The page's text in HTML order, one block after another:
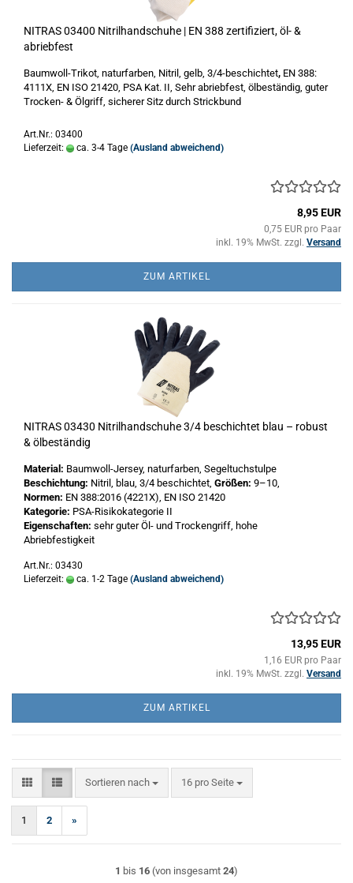
NITRAS 03400 Nitrilhandschuhe | EN 388 zertifiziert, öl- &
abriebfest
Baumwoll-Trikot, naturfarben, Nitril, gelb, 3/4-beschichtet, EN 388:
4111X, EN ISO 21420, PSA Kat. II, Sehr abriebfest, ölbeständig, guter
Trocken- & Ölgriff, sicherer Sitz durch Strickbund
Art.Nr.: 03400
Lieferzeit:
ca. 3-4 Tage (Ausland abweichend)
8,95 EUR
0,75 EUR pro Paar
inkl. 19% MwSt. zzgl. Versand
ZUM ARTIKEL
NITRAS 03430 Nitrilhandschuhe 3/4 beschichtet blau – robust
& ölbeständig
Material: Baumwoll-Jersey, naturfarben, Segeltuchstulpe
Beschichtung: Nitril, blau, 3/4 beschichtet, Größen: 9–10,
Normen: EN 388:2016 (4221X), EN ISO 21420
Kategorie: PSA-Risikokategorie II
Eigenschaften: sehr guter Öl- und Trockengriff, hohe
Abriebfestigkeit
Art.Nr.: 03430
Lieferzeit:
ca. 1-2 Tage (Ausland abweichend)
13,95 EUR
1,16 EUR pro Paar
inkl. 19% MwSt. zzgl. Versand
ZUM ARTIKEL
Sortieren nach
Sortieren nach 16 pro Seite
pro Seite
1 2 »
1 bis 16 (von insgesamt 24)